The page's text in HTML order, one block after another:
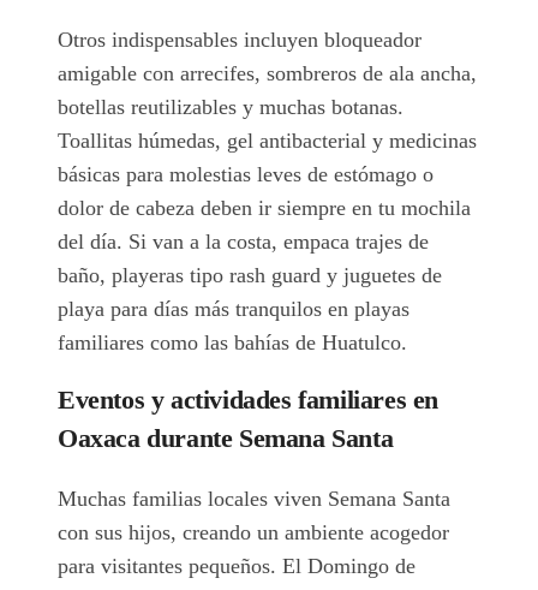
Otros indispensables incluyen bloqueador
amigable con arrecifes, sombreros de ala ancha,
botellas reutilizables y muchas botanas.
Toallitas húmedas, gel antibacterial y medicinas
básicas para molestias leves de estómago o
dolor de cabeza deben ir siempre en tu mochila
del día. Si van a la costa, empaca trajes de
baño, playeras tipo rash guard y juguetes de
playa para días más tranquilos en playas
familiares como las bahías de Huatulco.
Eventos y actividades familiares en
Oaxaca durante Semana Santa
Muchas familias locales viven Semana Santa
con sus hijos, creando un ambiente acogedor
para visitantes pequeños. El Domingo de